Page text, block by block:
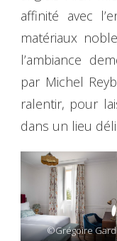
affinité avec
matériaux
l’ambiance
par Michel
ralentir, pour
dans un lieu
©Grégoire